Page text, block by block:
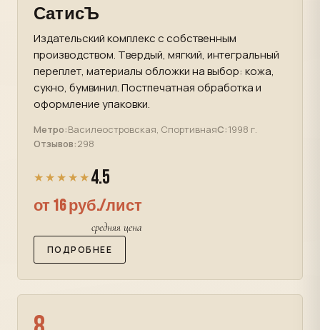
СатисЪ
Издательский комплекс с собственным
производством. Твердый, мягкий, интегральный
переплет, материалы обложки на выбор: кожа,
сукно, бумвинил. Постпечатная обработка и
оформление упаковки.
Метро:Василеостровская, СпортивнаяС:1998 г.
Отзывов:298
★★★★★ 4.5
от 16 руб./лист
средняя цена
ПОДРОБНЕЕ